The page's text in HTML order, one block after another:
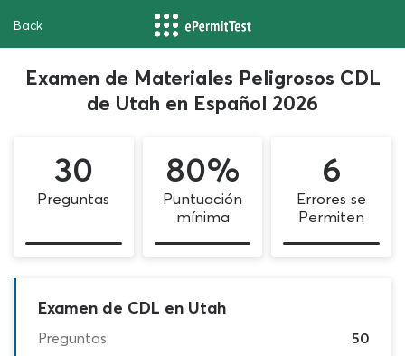
Back
Examen de Materiales Peligrosos CDL
de Utah en Español 2026
30
Preguntas
80%
Puntuación
mínima
6
Errores se
Permiten
Examen de CDL en Utah
Preguntas:
50